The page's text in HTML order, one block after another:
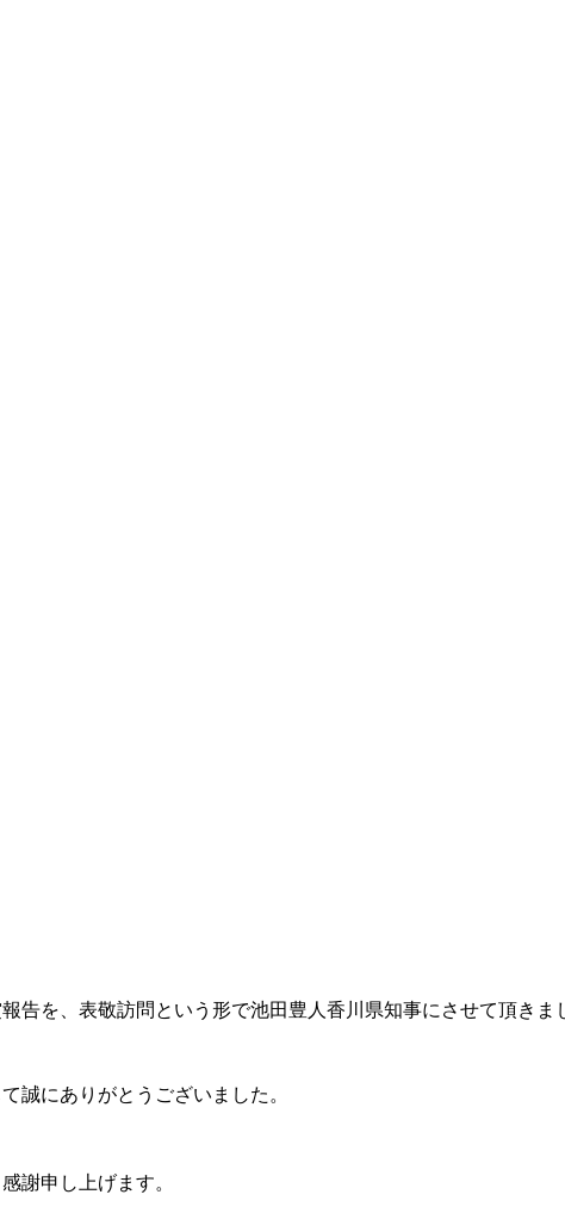
告を、表敬訪問という形で池田豊人香川県知事にさせて頂きま
誠にありがとうございました。
謝申し上げます。